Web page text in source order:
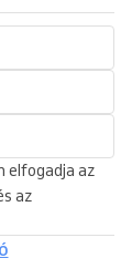
elfogadja az
az